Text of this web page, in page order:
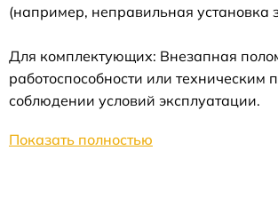
(например, неправильная установка
Для комплектующих: Внезапная
работоспособности или техническим
соблюдении условий эксплуатации.
Показать полностью